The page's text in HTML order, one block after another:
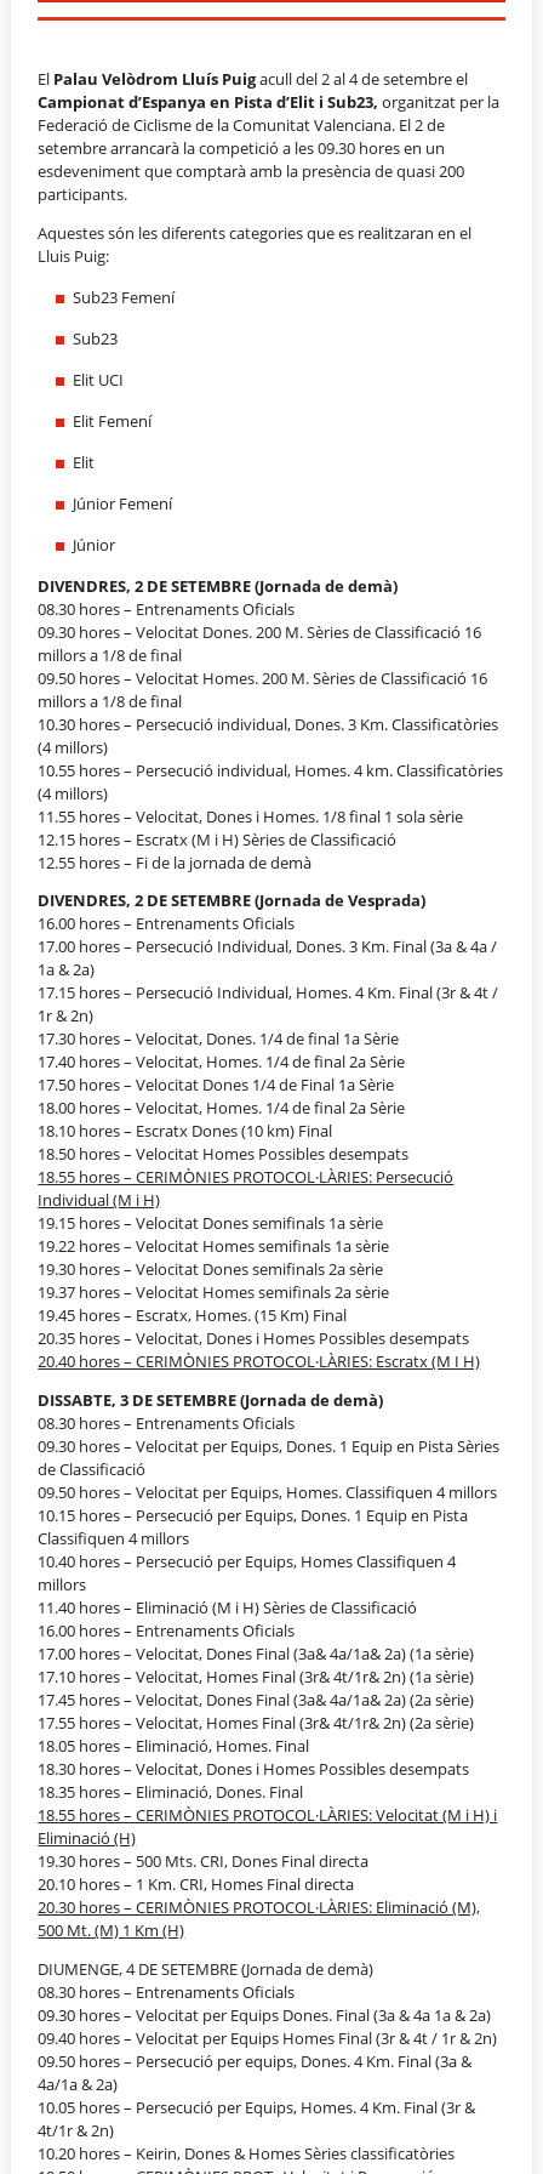
El Palau Velòdrom Lluís Puigacull del 2 al 4 de setembre el
Campionat d’Espanya en Pista d’Elit i Sub23, organitzat per la
Federació de Ciclisme de la Comunitat Valenciana. El 2 de
setembre arrancarà la competició a les 09.30 hores en un
esdeveniment que comptarà amb la presència de quasi 200
participants.
Aquestes són les diferents categories que es realitzaran en el
Lluis Puig:
Sub23 Femení
Sub23
Elit UCI
Elit Femení
Elit
Júnior Femení
Júnior
DIVENDRES, 2 DE SETEMBRE (Jornada de demà)
08.30 hores – Entrenaments Oficials
09.30 hores – Velocitat Dones. 200 M. Sèries de Classificació 16
millors a 1/8 de final
09.50 hores – Velocitat Homes. 200 M. Sèries de Classificació 16
millors a 1/8 de final
10.30 hores – Persecució individual, Dones. 3 Km. Classificatòries
(4 millors)
10.55 hores – Persecució individual, Homes. 4 km. Classificatòries
(4 millors)
11.55 hores – Velocitat, Dones i Homes. 1/8 final 1 sola sèrie
12.15 hores – Escratx (M i H) Sèries de Classificació
12.55 hores – Fi de la jornada de demà
DIVENDRES, 2 DE SETEMBRE (Jornada de Vesprada)
16.00 hores – Entrenaments Oficials
17.00 hores – Persecució Individual, Dones. 3 Km. Final (3a & 4a /
1a & 2a)
17.15 hores – Persecució Individual, Homes. 4 Km. Final (3r & 4t /
1r & 2n)
17.30 hores – Velocitat, Dones. 1/4 de final 1a Sèrie
17.40 hores – Velocitat, Homes. 1/4 de final 2a Sèrie
17.50 hores – Velocitat Dones 1/4 de Final 1a Sèrie
18.00 hores – Velocitat, Homes. 1/4 de final 2a Sèrie
18.10 hores – Escratx Dones (10 km) Final
18.50 hores – Velocitat Homes Possibles desempats
18.55 hores – CERIMÒNIES PROTOCOL·LÀRIES: Persecució
Individual (M i H)
19.15 hores – Velocitat Dones semifinals 1a sèrie
19.22 hores – Velocitat Homes semifinals 1a sèrie
19.30 hores – Velocitat Dones semifinals 2a sèrie
19.37 hores – Velocitat Homes semifinals 2a sèrie
19.45 hores – Escratx, Homes. (15 Km) Final
20.35 hores – Velocitat, Dones i Homes Possibles desempats
20.40 hores – CERIMÒNIES PROTOCOL·LÀRIES: Escratx (M I H)
DISSABTE, 3 DE SETEMBRE (Jornada de demà)
08.30 hores – Entrenaments Oficials
09.30 hores – Velocitat per Equips, Dones. 1 Equip en Pista Sèries
de Classificació
09.50 hores – Velocitat per Equips, Homes. Classifiquen 4 millors
10.15 hores – Persecució per Equips, Dones. 1 Equip en Pista
Classifiquen 4 millors
10.40 hores – Persecució per Equips, Homes Classifiquen 4
millors
11.40 hores – Eliminació (M i H) Sèries de Classificació
16.00 hores – Entrenaments Oficials
17.00 hores – Velocitat, Dones Final (3a& 4a/1a& 2a) (1a sèrie)
17.10 hores – Velocitat, Homes Final (3r& 4t/1r& 2n) (1a sèrie)
17.45 hores – Velocitat, Dones Final (3a& 4a/1a& 2a) (2a sèrie)
17.55 hores – Velocitat, Homes Final (3r& 4t/1r& 2n) (2a sèrie)
18.05 hores – Eliminació, Homes. Final
18.30 hores – Velocitat, Dones i Homes Possibles desempats
18.35 hores – Eliminació, Dones. Final
18.55 hores – CERIMÒNIES PROTOCOL·LÀRIES: Velocitat (M i H) i
Eliminació (H)
19.30 hores – 500 Mts. CRI, Dones Final directa
20.10 hores – 1 Km. CRI, Homes Final directa
20.30 hores – CERIMÒNIES PROTOCOL·LÀRIES: Eliminació (M),
500 Mt. (M) 1 Km (H)
DIUMENGE, 4 DE SETEMBRE (Jornada de demà)
08.30 hores – Entrenaments Oficials
09.30 hores – Velocitat per Equips Dones. Final (3a & 4a 1a & 2a)
09.40 hores – Velocitat per Equips Homes Final (3r & 4t / 1r & 2n)
09.50 hores – Persecució per equips, Dones. 4 Km. Final (3a &
4a/1a & 2a)
10.05 hores – Persecució per Equips, Homes. 4 Km. Final (3r &
4t/1r & 2n)
10.20 hores – Keirin, Dones & Homes Sèries classificatòries